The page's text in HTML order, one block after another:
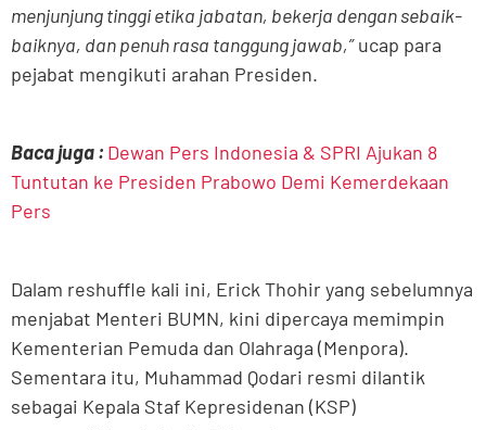
menjunjung tinggi etika jabatan, bekerja dengan sebaik-
baiknya, dan penuh rasa tanggung jawab,”ucap para
pejabat mengikuti arahan Presiden.
Baca juga : Dewan Pers Indonesia & SPRI Ajukan 8
Tuntutan ke Presiden Prabowo Demi Kemerdekaan
Pers
Dalam reshuffle kali ini, Erick Thohir yang sebelumnya
menjabat Menteri BUMN, kini dipercaya memimpin
Kementerian Pemuda dan Olahraga (Menpora).
Sementara itu, Muhammad Qodari resmi dilantik
sebagai Kepala Staf Kepresidenan (KSP)